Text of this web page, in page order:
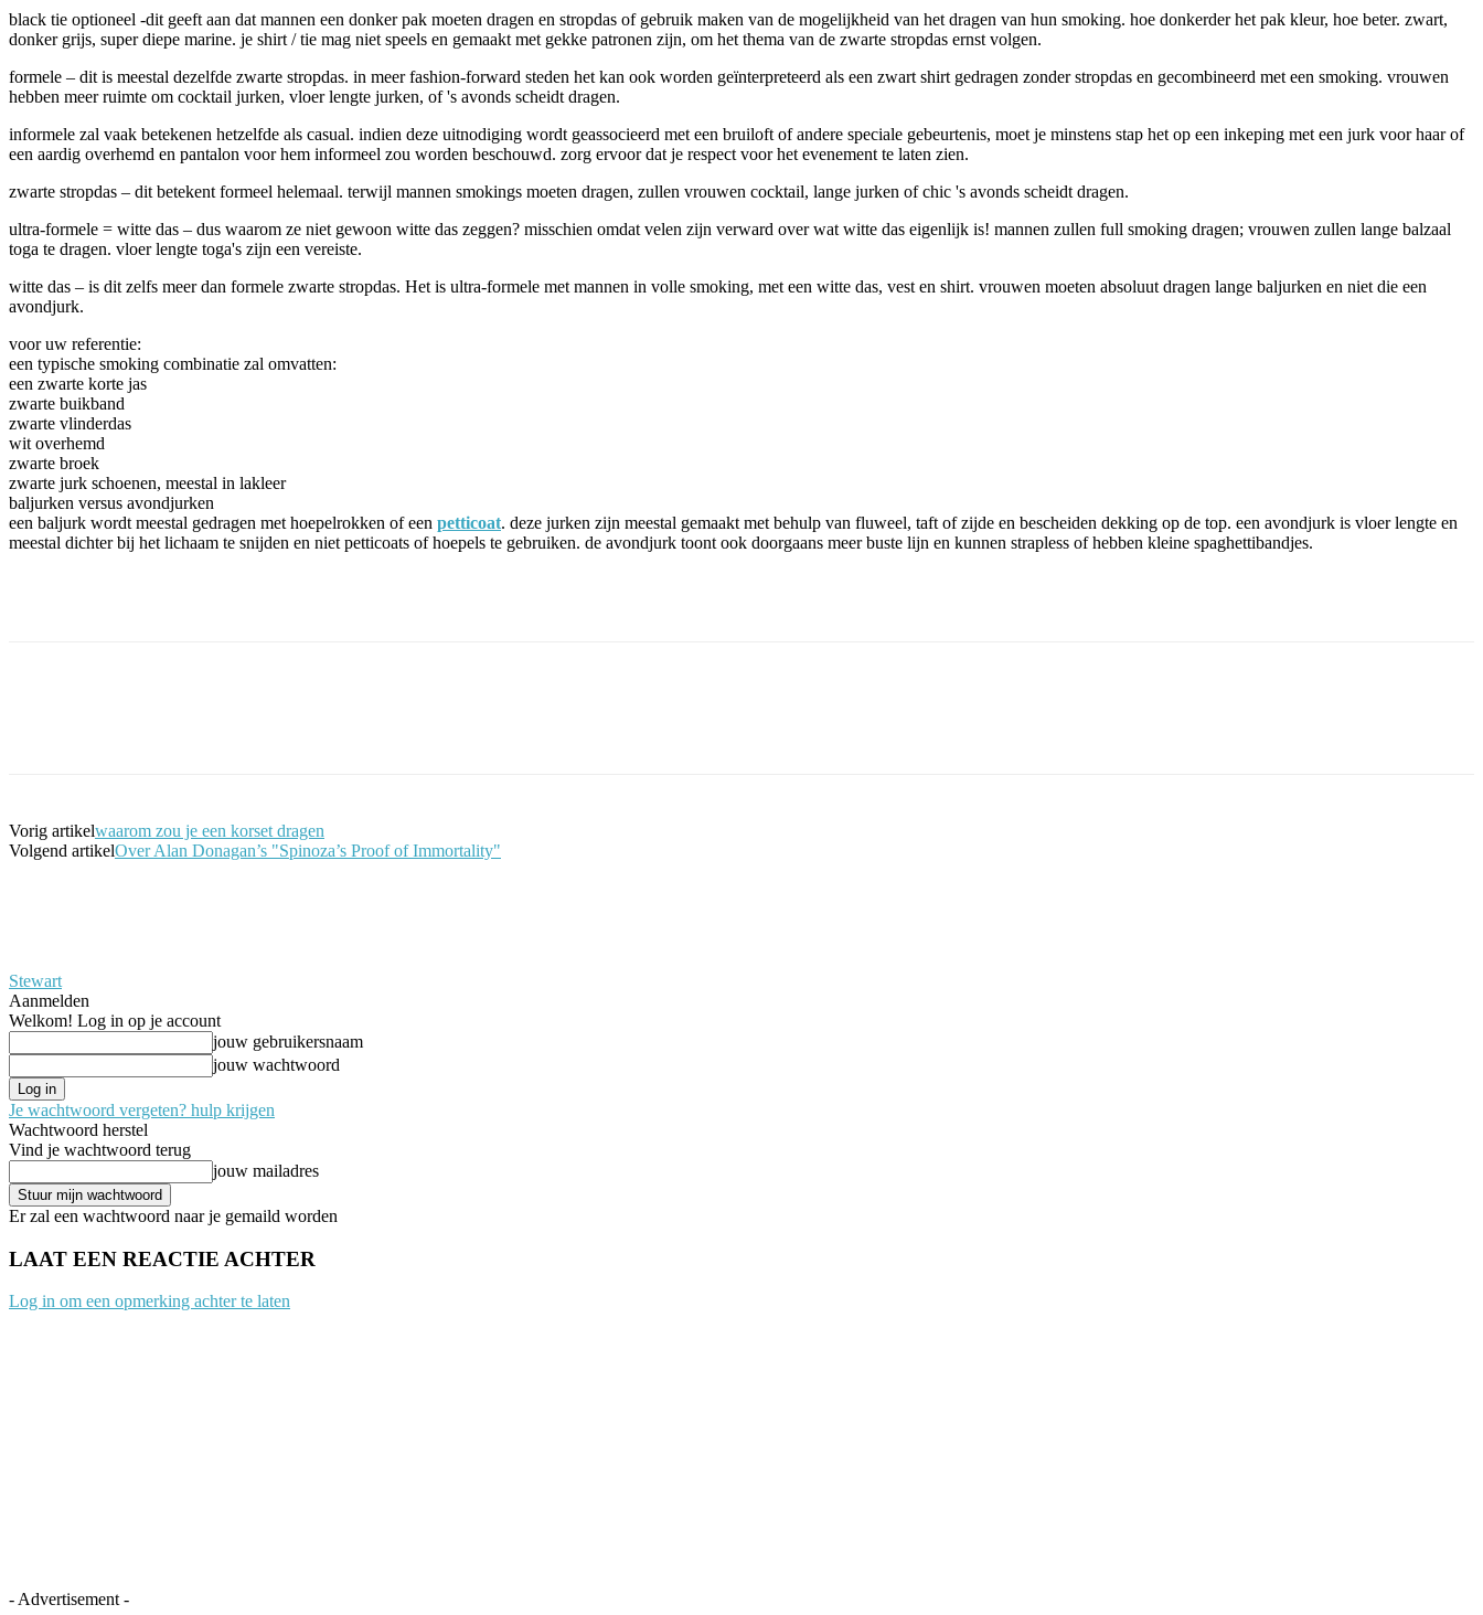
black tie optioneel -dit geeft aan dat mannen een donker pak moeten dragen en stropdas of gebruik maken van de mogelijkheid van het dragen van hun smoking. hoe donkerder het pak kleur, hoe beter. zwart,
donker grijs, super diepe marine. je shirt / tie mag niet speels en gemaakt met gekke patronen zijn, om het thema van de zwarte stropdas ernst volgen.
formele – dit is meestal dezelfde zwarte stropdas. in meer fashion-forward steden het kan ook worden geïnterpreteerd als een zwart shirt gedragen zonder stropdas en gecombineerd met een smoking. vrouwen
hebben meer ruimte om cocktail jurken, vloer lengte jurken, of 's avonds scheidt dragen.
informele zal vaak betekenen hetzelfde als casual. indien deze uitnodiging wordt geassocieerd met een bruiloft of andere speciale gebeurtenis, moet je minstens stap het op een inkeping met een jurk voor haar of
een aardig overhemd en pantalon voor hem informeel zou worden beschouwd. zorg ervoor dat je respect voor het evenement te laten zien.
zwarte stropdas – dit betekent formeel helemaal. terwijl mannen smokings moeten dragen, zullen vrouwen cocktail, lange jurken of chic 's avonds scheidt dragen.
ultra-formele = witte das – dus waarom ze niet gewoon witte das zeggen? misschien omdat velen zijn verward over wat witte das eigenlijk is! mannen zullen full smoking dragen; vrouwen zullen lange balzaal
toga te dragen. vloer lengte toga's zijn een vereiste.
witte das – is dit zelfs meer dan formele zwarte stropdas. Het is ultra-formele met mannen in volle smoking, met een witte das, vest en shirt. vrouwen moeten absoluut dragen lange baljurken en niet die een
avondjurk.
voor uw referentie:
een typische smoking combinatie zal omvatten:
een zwarte korte jas
zwarte buikband
zwarte vlinderdas
wit overhemd
zwarte broek
zwarte jurk schoenen, meestal in lakleer
baljurken versus avondjurken
een baljurk wordt meestal gedragen met hoepelrokken of een petticoat. deze jurken zijn meestal gemaakt met behulp van fluweel, taft of zijde en bescheiden dekking op de top. een avondjurk is vloer lengte en
meestal dichter bij het lichaam te snijden en niet petticoats of hoepels te gebruiken. de avondjurk toont ook doorgaans meer buste lijn en kunnen strapless of hebben kleine spaghettibandjes.
Vorig artikelwaarom zou je een korset dragen
Volgend artikelOver Alan Donagan’s "Spinoza’s Proof of Immortality"
Stewart
Aanmelden
Welkom! Log in op je account
jouw gebruikersnaam
jouw wachtwoord
Je wachtwoord vergeten? hulp krijgen
Wachtwoord herstel
Vind je wachtwoord terug
jouw mailadres
Er zal een wachtwoord naar je gemaild worden
LAAT EEN REACTIE ACHTER
Log in om een opmerking achter te laten
- Advertisement -